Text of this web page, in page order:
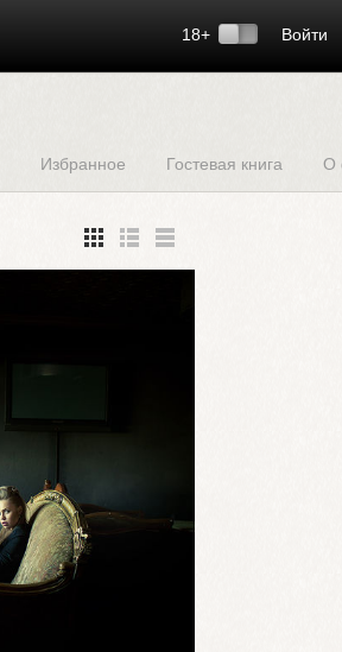
Войти
18+
Избранное Гостевая книга О